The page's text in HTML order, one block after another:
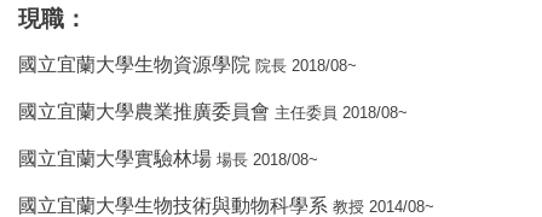
現職 ：
國立宜蘭大學生物資源學院 院長 2018/08~
國立宜蘭大學農業推廣委員會 主任委員 2018/08~
國立宜蘭大學實驗林場 場長 2018/08~
國立宜蘭大學生物技術與動物科學系 教授 2014/08~